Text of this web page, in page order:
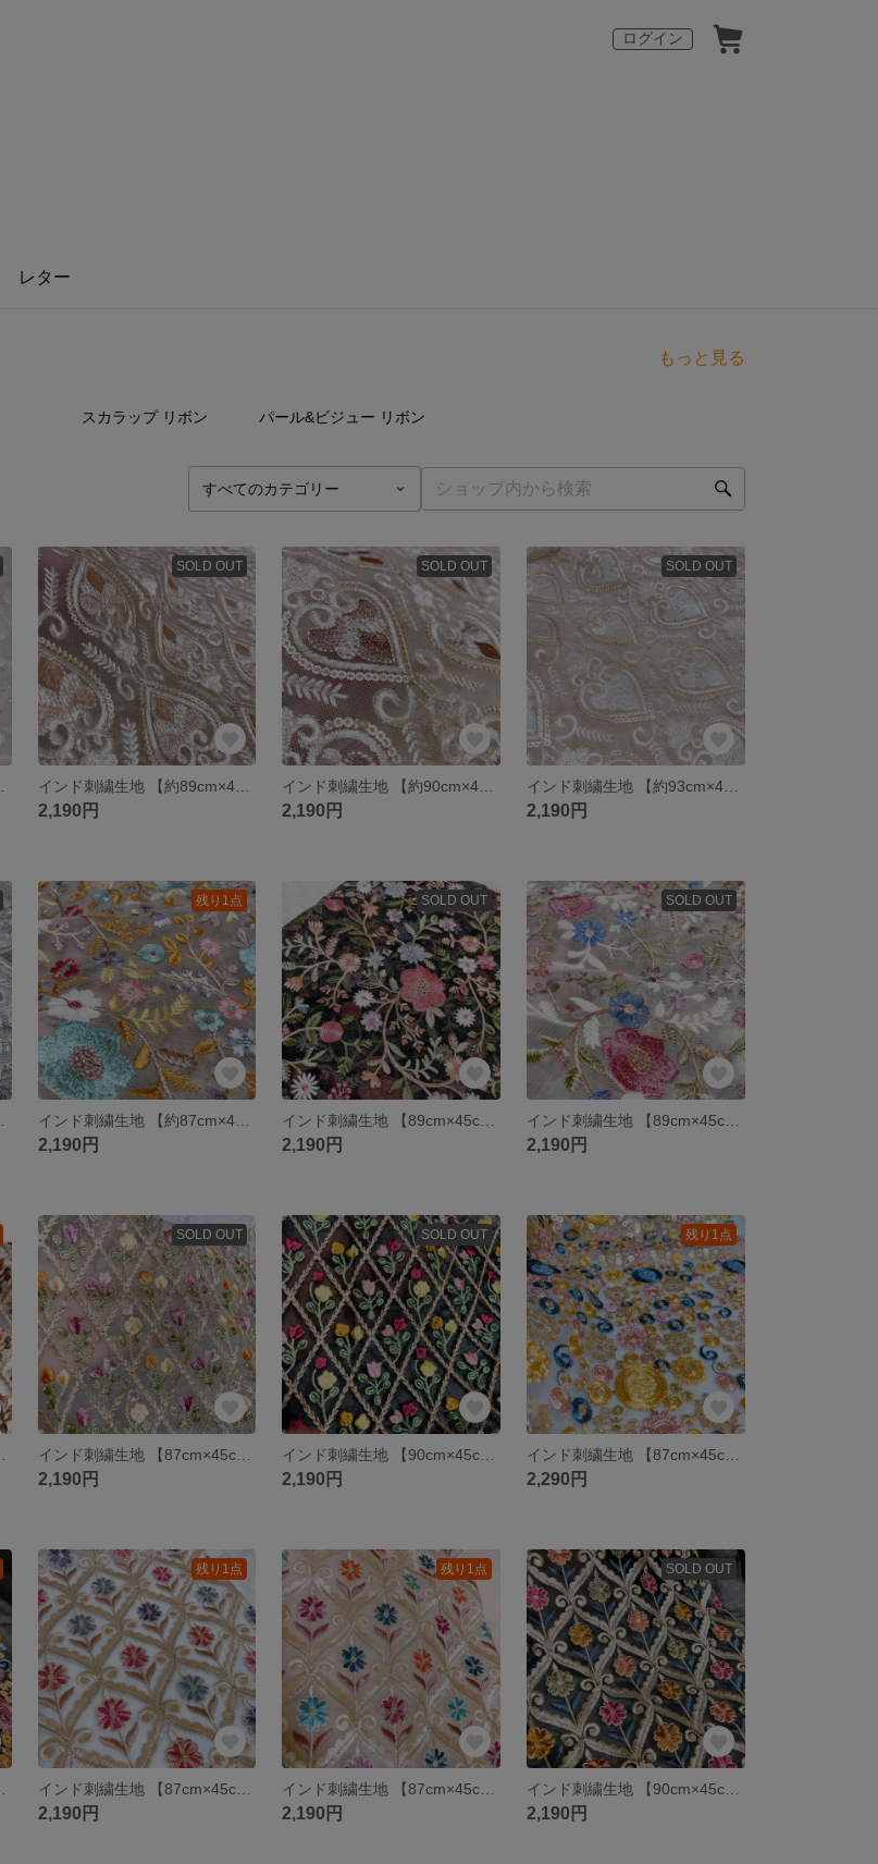
ログイン
レター
もっと見る
スカラップ リボン パール&ビジュー リボン
SOLD OUT
インド刺繍生地 【約89cm×45cm】 刺繍部分 チュール ハート チュール ベージュ スペード ファブリック
2,190円
SOLD OUT
2,190円
SOLD OUT
2,190円
残り1点
インド刺繍生地 【約87cm×45cm】 刺繍部分 チュール ベージュ 花柄 ファブリック
2,190円
SOLD OUT
2,190円
SOLD OUT
2,190円
SOLD OUT
インド刺繍生地 【87cm×45cm】 刺繍部分 チュール ベージュ チューリップ 花柄 ファブリック
2,190円
SOLD OUT
2,190円
残り1点
2,290円
残り1点
インド刺繍生地 【87cm×45cm】 刺繍部分 チュール ブルー 花柄 ファブリック
2,190円
残り1点
2,190円
SOLD OUT
2,190円